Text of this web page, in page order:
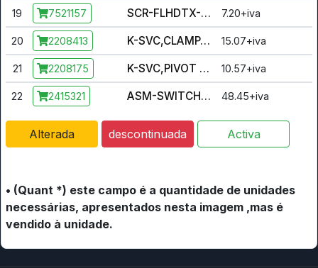
19 7521157 SCR-FLHDTX-#10X24X.450 8.8 SPC 7.20+iva
20 2208413 K-SVC,CLAMP,SCREWS 15.07+iva
21 2208175 K-SVC,PIVOT PIN,SNAP RING 10.57+iva
22 2415321 ASM-SWITCH,STOP LIGHT 48.45+iva
Alterada descontinuada Activa
• (Quant *) este campo é a quantidade de unidades
necessárias, apresentados nesta imagem ,mas é
vendido à unidade.